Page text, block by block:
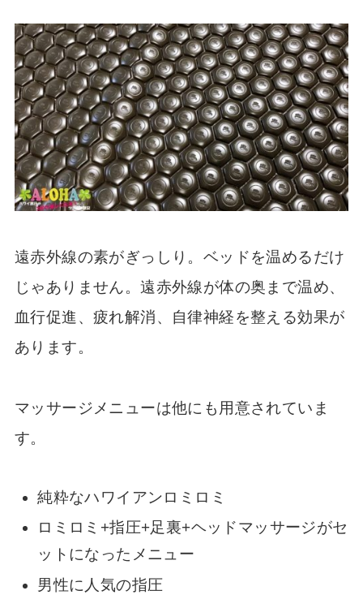
遠赤外線の素がぎっしり。ベッドを温めるだけ
じゃありません。遠赤外線が体の奥まで温め、
血行促進、疲れ解消、自律神経を整える効果が
あります。
マッサージメニューは他にも用意されていま
す。
純粋なハワイアンロミロミ
ロミロミ+指圧+足裏+ヘッドマッサージがセ
ットになったメニュー
男性に人気の指圧